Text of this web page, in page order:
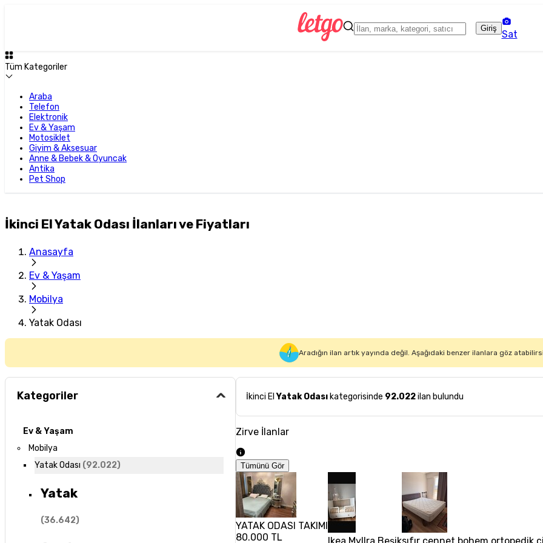
Giriş
Sat
Tüm Kategoriler
Araba
Telefon
Elektronik
Ev & Yaşam
Motosiklet
Giyim & Aksesuar
Anne & Bebek & Oyuncak
Antika
Pet Shop
İkinci El Yatak Odası İlanları ve Fiyatları
Anasayfa
Ev & Yaşam
Mobilya
Yatak Odası
Aradığın ilan artık yayında değil. Aşağıdaki benzer ilanlara göz
Kategoriler
Ev & Yaşam
Mobilya
Yatak Odası (92.022)
Yatak
(36.642)
İkinci ElYatak Odası kategorisinde 92.022ilan bulundu
Zirve İlanlar
Tümünü Gör
YATAK ODASI TAKIMI
80.000 TL